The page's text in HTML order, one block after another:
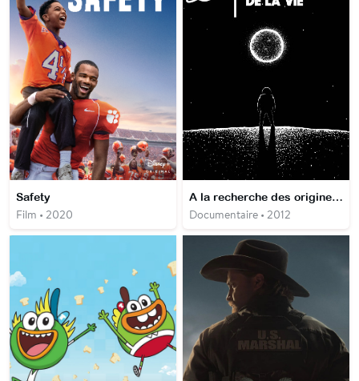
Safety
Film • 2020
A la recherche des origines de la vie
Documentaire • 2012